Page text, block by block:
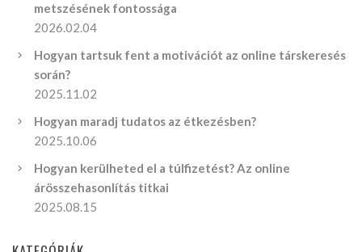
metszésének fontossága
2026.02.04
Hogyan tartsuk fent a motivációt az online társkeresés
során?
2025.11.02
Hogyan maradj tudatos az étkezésben?
2025.10.06
Hogyan kerülheted el a túlfizetést? Az online
árösszehasonlítás titkai
2025.08.15